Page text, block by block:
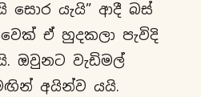
සොර යැයි” ආදී බස්
ඒ හුදකලා පැවිදි
ඔවුනට වැඩිමල්
අයින්ව යයි.